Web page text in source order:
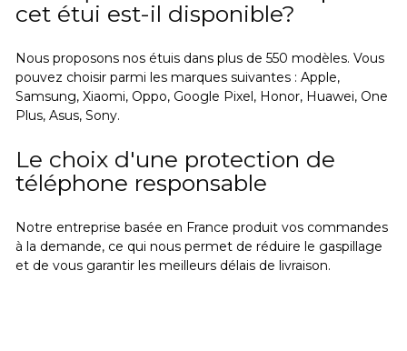
cet étui est-il disponible?
Nous proposons nos étuis dans plus de 550 modèles. Vous
pouvez choisir parmi les marques suivantes : Apple,
Samsung, Xiaomi, Oppo, Google Pixel, Honor, Huawei, One
Plus, Asus, Sony.
Le choix d'une protection de
téléphone responsable
Notre entreprise basée en France produit vos commandes
à la demande, ce qui nous permet de réduire le gaspillage
et de vous garantir les meilleurs délais de livraison.